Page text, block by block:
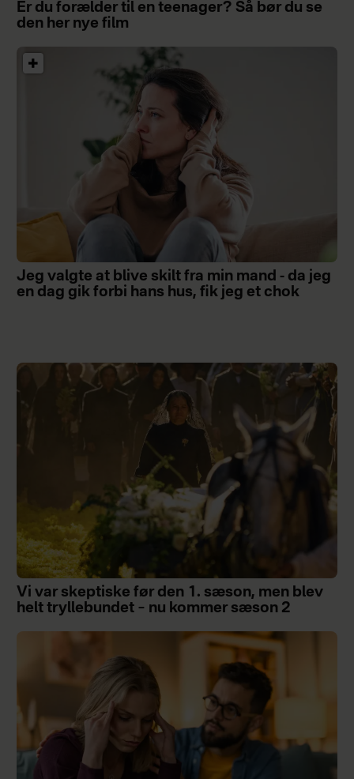
Er du forælder til en teenager? Så bør du se
den her nye film
Jeg valgte at blive skilt fra min mand - da jeg
en dag gik forbi hans hus, fik jeg et chok
Vi var skeptiske før den 1. sæson, men blev
helt tryllebundet – nu kommer sæson 2